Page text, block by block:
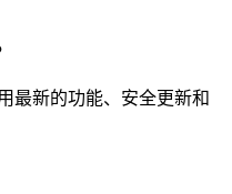
最新的功能、安全更新和